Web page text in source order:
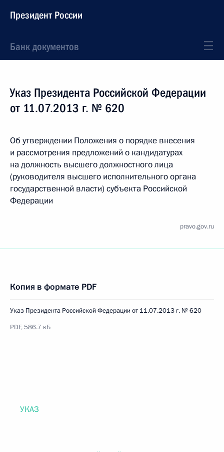
Президент России
Банк документов
Указ Президента Российской Федерации
от 11.07.2013 г. № 620
Об утверждении Положения о порядке внесения
и рассмотрения предложений о кандидатурах
на должность высшего должностного лица
(руководителя высшего исполнительного органа
государственной власти) субъекта Российской
Федерации
pravo.gov.ru
Копия в формате PDF
Указ Президента Российской Федерации от 11.07.2013 г. № 620
PDF, 586.7 кБ
УКАЗ